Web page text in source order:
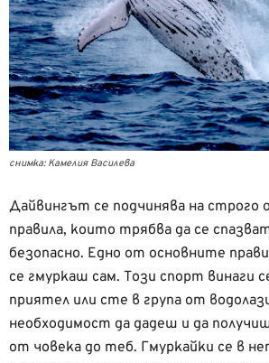
снимка: Камелия Василева
Дайвингът се подчинява на строго
правила, които трябва да се
безопасно. Едно от основните
се гмуркаш сам. Този спорт винаги
приятел или сте в група от
необходимост да дадеш и да
от човека до теб. Гмуркайки се в